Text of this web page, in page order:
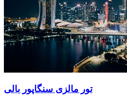
تور مالزی سنگاپور بالی